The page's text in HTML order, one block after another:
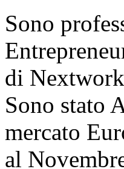
Sono
di
Sono stato
mercato
al